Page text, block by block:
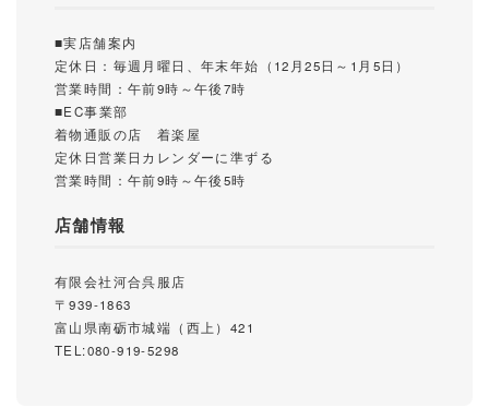
■実店舗案内
定休日：毎週月曜日、年末年始（12月25日～1月5日）
営業時間：午前9時～午後7時
■EC事業部
着物通販の店 着楽屋
定休日営業日カレンダーに準ずる
営業時間：午前9時～午後5時
店舗情報
有限会社河合呉服店
〒939-1863
富山県南砺市城端（西上）421
TEL:080-919-5298